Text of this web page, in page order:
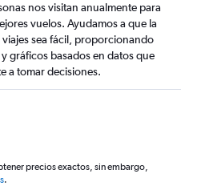
nos visitan anualmente para
vuelos. Ayudamos a que la
sea fácil, proporcionando
gráficos basados en datos que
a tomar decisiones.
precios exactos, sin embargo,
.